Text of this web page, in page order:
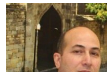
БИЗ ЖАНА ДҮЙНӨ
ДАНИСТЕ
ЭЖЕ-СИҢДИЛЕР
АЗАТТЫК+
Русский
ОНЛАЙН ШЕРИНЕ